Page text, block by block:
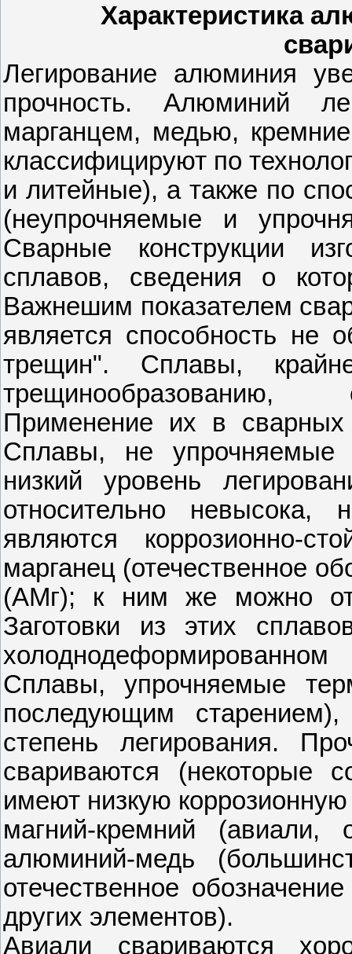
Характеристика
Легирование алюминия
прочность. Алюминий
марганцем, медью,
классифицируют по
и литейные), а также по
(неупрочняемые и
Сварные конструкции
сплавов, сведения о
Важнешим показателем
является способность не
трещин". Сплавы,
трещинообразованию,
Применение их в сварных
Сплавы, не упрочняемые
низкий уровень
относительно
являются коррозионно-
марганец (отечественное
(АМг); к ним же можно
Заготовки из этих
Сплавы, упрочняемые
последующим
степень легирования.
свариваются (некоторые
имеют низкую
магний-кремний (авиали,
алюминий-медь
отечественное
других элементов).
Авиали свариваются